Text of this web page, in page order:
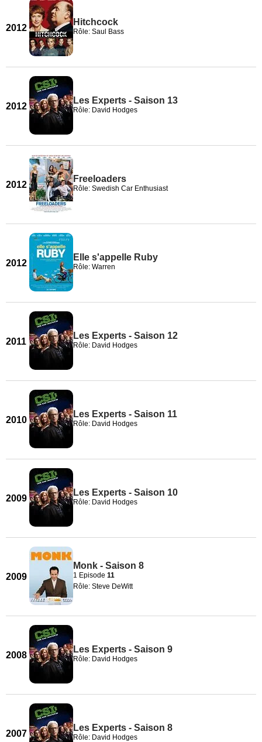
2012
Hitchcock
Rôle: Saul Bass
2012
Les Experts - Saison 13
Rôle: David Hodges
2012
Freeloaders
Rôle: Swedish Car Enthusiast
2012
Elle s'appelle Ruby
Rôle: Warren
2011
Les Experts - Saison 12
Rôle: David Hodges
2010
Les Experts - Saison 11
Rôle: David Hodges
2009
Les Experts - Saison 10
Rôle: David Hodges
2009
Monk - Saison 8
1 Episode 11
Rôle: Steve DeWitt
2008
Les Experts - Saison 9
Rôle: David Hodges
2007
Les Experts - Saison 8
Rôle: David Hodges